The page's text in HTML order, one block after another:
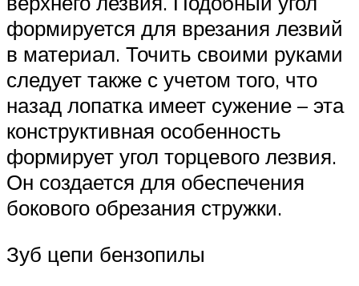
формируется для врезания лезвий
в материал. Точить своими руками
следует также с учетом того, что
назад лопатка имеет сужение – эта
конструктивная особенность
формирует угол торцевого лезвия.
Он создается для обеспечения
бокового обрезания стружки.
Зуб цепи бензопилы